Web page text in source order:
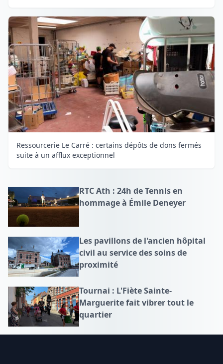
Ressourcerie Le Carré : certains dépôts de dons fermés
suite à un afflux exceptionnel
RTC Ath : 24h de Tennis en
hommage à Émile Deneyer
Les pavillons de l'ancien hôpital
civil au service des soins de
proximité
Tournai : L'Fiète Sainte-
Marguerite fait vibrer tout le
quartier